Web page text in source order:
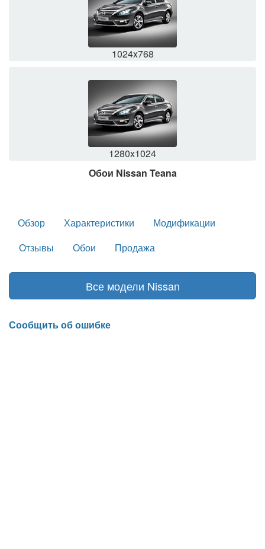
1024x768
1280x1024
Обои Nissan Teana
Обзор Характеристики
Модификации
Отзывы
Обои Продажа
Все модели Nissan
Сообщить об ошибке